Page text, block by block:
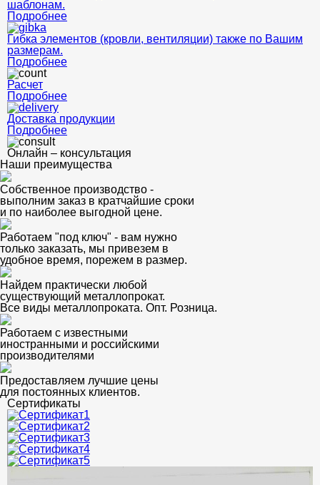
шаблонам.
Подробнее
Гибка элементов (кровли, вентиляции) также по Вашим
размерам.
Подробнее
Расчет
Подробнее
Доставка продукции
Подробнее
Онлайн – консультация
Наши преимущества
Собственное производство -
выполним заказ в кратчайшие сроки
и по наиболее выгодной цене.
Работаем "под ключ" - вам нужно
только заказать, мы привезем в
удобное время, порежем в размер.
Найдем практически любой
существующий металлопрокат.
Все виды металлопроката. Опт. Розница.
Работаем с известными
иностранными и российскими
производителями
Предоставляем лучшие цены
для постоянных клиентов.
Сертификаты